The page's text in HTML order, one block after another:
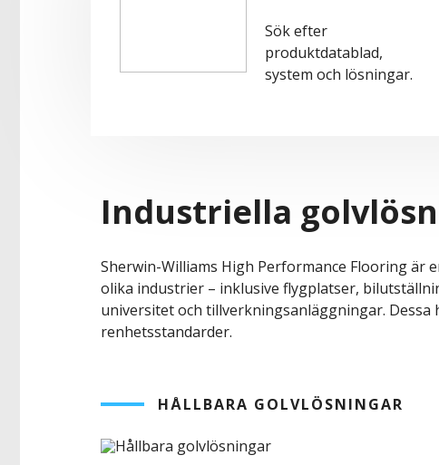
Sök efter
produktdatablad,
system och lösningar.
Industriella
Sherwin-Williams High Performance Flooring
olika industrier – inklusive flygplatser,
universitet och tillverkningsanläggningar.
renhetsstandarder.
HÅLLBARA GOLVLÖSNINGAR